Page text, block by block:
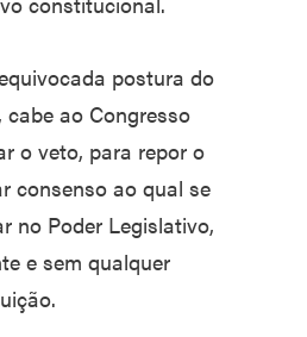
postura do
cabe ao Congresso
o veto, para repor o
consenso ao qual se
no Poder Legislativo,
e sem qualquer